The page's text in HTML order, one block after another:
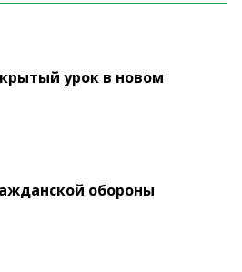
урок в новом
обороны